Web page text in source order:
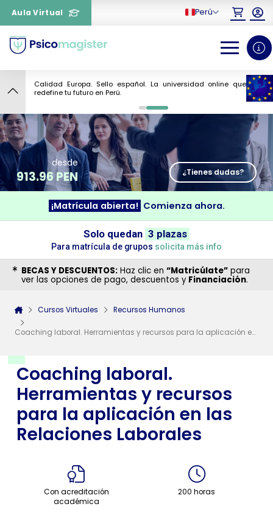
Aula Virtual Perú
Calidad Europa. Sello español. La universidad online que
redefine tu futuro en Perú.
0 1
Coaching laboral.
Herramientas y recursos
para la aplicación en las
Relaciones Laborales
Con acreditación
académica
200 horas
6
desde
913.96 PEN ¿Tienes dudas?
¡Matrícula abierta! Comienza ahora.
Solo quedan 3 plazas
Para matrícula de grupos solicita más info
BECAS Y DESCUENTOS: Haz clic en “Matricúlate” para
ver las opciones de pago, descuentos y Financiación.
Cursos Virtuales Recursos Humanos
Coaching laboral. Herramientas y recursos para la aplicación en las Relaciones Laborales
¿Necesitas más información
sobre un curso?